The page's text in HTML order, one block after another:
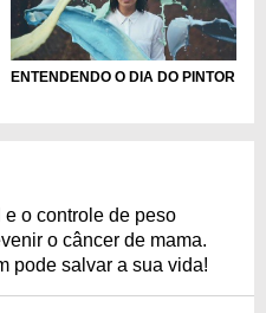
ENTENDENDO O DIA DO PINTOR
o controle de peso
o câncer de mama.
pode salvar a sua vida!